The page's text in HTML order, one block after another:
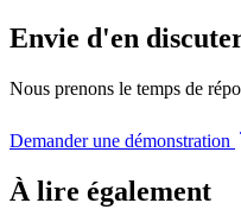
Envie d'en
Nous prenons le temps de
Demander une démonstration
À lire également